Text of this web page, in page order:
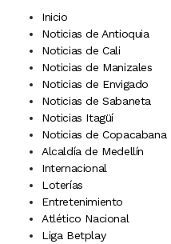
Inicio
Noticias de Antioquia
Noticias de Cali
Noticias de Manizales
Noticias de Envigado
Noticias de Sabaneta
Noticias Itagüí
Noticias de Copacabana
Alcaldía de Medellín
Internacional
Loterías
Entretenimiento
Atlético Nacional
Liga Betplay